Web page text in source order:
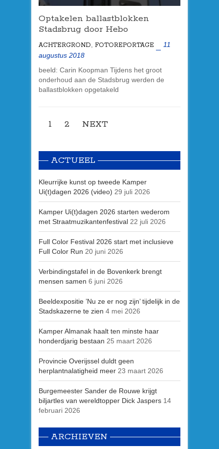
Optakelen ballastblokken
Stadsbrug door Hebo
ACHTERGROND FOTOREPORTAGE
11
augustus 2018
beeld: Carin Koopman Tijdens het groot
onderhoud aan de Stadsbrug werden de
ballastblokken opgetakeld
1 2 NEXT
ACTUEEL
Kleurrijke kunst op tweede Kamper
Ui(t)dagen 2026 (video) 29 juli 2026
Kamper Ui(t)dagen 2026 starten wederom
met Straatmuzikantenfestival 22 juli 2026
Full Color Festival 2026 start met inclusieve
Full Color Run 20 juni 2026
Verbindingstafel in de Bovenkerk brengt
mensen samen 6 juni 2026
Beeldexpositie ’Nu ze er nog zijn’ tijdelijk in de
Stadskazerne te zien 4 mei 2026
Kamper Almanak haalt ten minste haar
honderdjarig bestaan 25 maart 2026
Provincie Overijssel duldt geen
herplantnalatigheid meer 23 maart 2026
Burgemeester Sander de Rouwe krijgt
biljartles van wereldtopper Dick Jaspers 14
februari 2026
ARCHIEVEN